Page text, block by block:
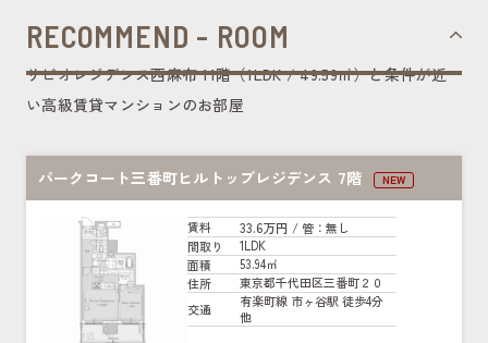
RECOMMEND - ROOM
リビオレジデンス西麻布 11階（1LDK / 49.59㎡）と条件が近
い高級賃貸マンションのお部屋
パークコート三番町ヒルトップレジデンス 7階 NEW
賃料 33.6万円 / 管：無し
間取り
1LDK
面積
53.94㎡
住所
東京都千代田区三番町２０
交通
有楽町線 市ヶ谷駅 徒歩4分
他